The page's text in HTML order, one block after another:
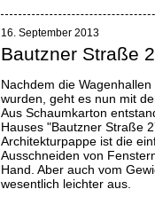
16. September 2013
Bautzner Straße
Nachdem die
wurden, geht es nun mit
Aus Schaumkarton
Hauses "Bautzner Straße
Architekturpappe ist die
Ausschneiden von
Hand. Aber auch vom
wesentlich leichter aus.